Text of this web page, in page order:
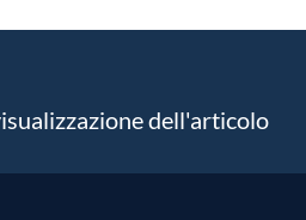
dell'articolo